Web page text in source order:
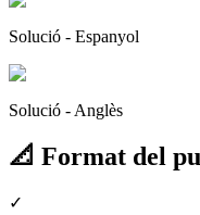
Solució - Espanyol
Solució - Anglès
📐 Format del
✓